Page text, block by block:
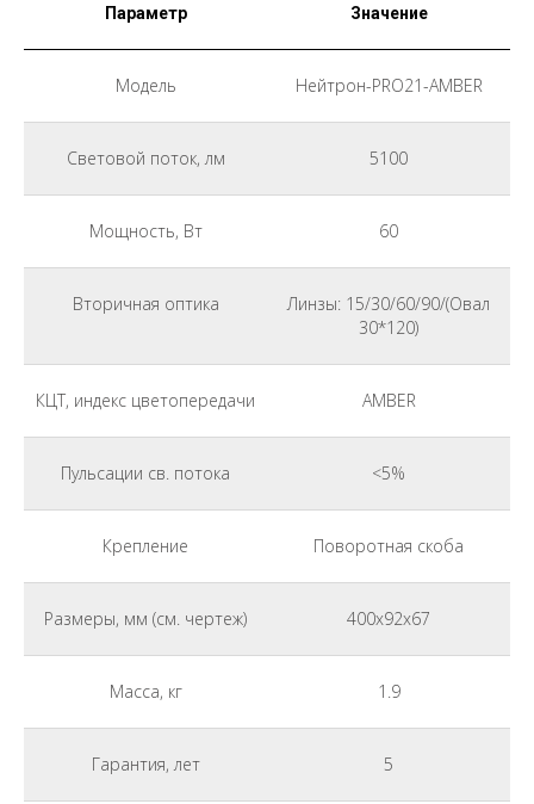
Параметр Значение
Модель Нейтрон-PRO21-AMBER
Световой поток, лм 5100
Мощность, Вт 60
Вторичная оптика
Линзы: 15/30/60/90/(Овал
30*120)
КЦТ, индекс цветопередачи AMBER
Пульсации св. потока <5%
Крепление Поворотная скоба
Размеры, мм (см. чертеж) 400x92x67
Масса, кг 1.9
Гарантия, лет 5